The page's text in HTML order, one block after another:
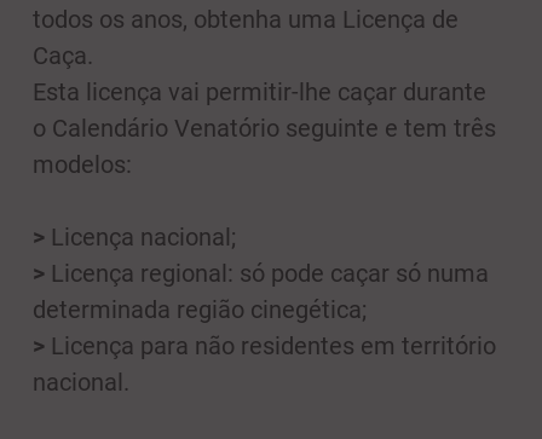
todos os anos, obtenha uma Licença de
Caça.
Esta licença vai permitir-lhe caçar durante
o Calendário Venatório seguinte e tem três
modelos:
> Licença nacional;
> Licença regional: só pode caçar só numa
determinada região cinegética;
> Licença para não residentes em território
nacional.